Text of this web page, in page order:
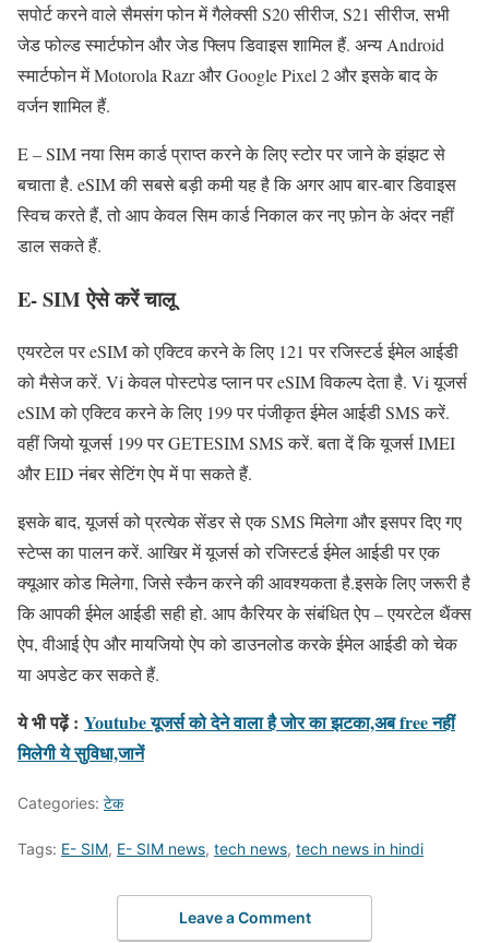
सपोर्ट करने वाले सैमसंग फोन में गैलेक्सी S20 सीरीज, S21 सीरीज, सभी
जेड फोल्ड स्मार्टफोन और जेड फ्लिप डिवाइस शामिल हैं. अन्य Android
स्मार्टफोन में Motorola Razr और Google Pixel 2 और इसके बाद के
वर्जन शामिल हैं.
E – SIM नया सिम कार्ड प्राप्त करने के लिए स्टोर पर जाने के झंझट से
बचाता है. eSIM की सबसे बड़ी कमी यह है कि अगर आप बार-बार डिवाइस
स्विच करते हैं, तो आप केवल सिम कार्ड निकाल कर नए फ़ोन के अंदर नहीं
डाल सकते हैं.
E- SIM ऐसे करें चालू
एयरटेल पर eSIM को एक्टिव करने के लिए 121 पर रजिस्टर्ड ईमेल आईडी
को मैसेज करें. Vi केवल पोस्टपेड प्लान पर eSIM विकल्प देता है. Vi यूजर्स
eSIM को एक्टिव करने के लिए 199 पर पंजीकृत ईमेल आईडी SMS करें.
वहीं जियो यूजर्स 199 पर GETESIM SMS करें. बता दें कि यूजर्स IMEI
और EID नंबर सेटिंग ऐप में पा सकते हैं.
इसके बाद, यूजर्स को प्रत्येक सेंडर से एक SMS मिलेगा और इसपर दिए गए
स्टेप्स का पालन करें. आखिर में यूजर्स को रजिस्टर्ड ईमेल आईडी पर एक
क्यूआर कोड मिलेगा, जिसे स्कैन करने की आवश्यकता है.इसके लिए जरूरी है
कि आपकी ईमेल आईडी सही हो. आप कैरियर के संबंधित ऐप – एयरटेल थैंक्स
ऐप, वीआई ऐप और मायजियो ऐप को डाउनलोड करके ईमेल आईडी को चेक
या अपडेट कर सकते हैं.
ये भी पढ़ें : Youtube यूजर्स को देने वाला है जोर का झटका,अब free नहीं
मिलेगी ये सुविधा,जानें
Categories: टेक
Tags: E- SIM, E- SIM news, tech news, tech news in hindi
Leave a Comment